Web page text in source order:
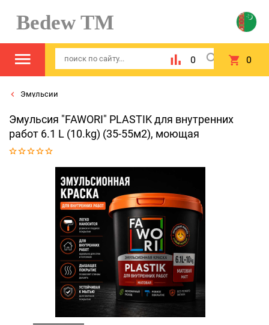
Bedew TM
0 0
Эмульсии
Эмульсия "FAWORI" PLASTIK для внутренних
работ 6.1 L (10.kg) (35-55м2), моющая